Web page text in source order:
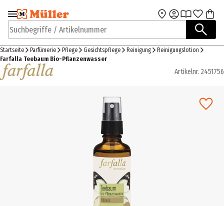
Zur Navigation
springen
Zum Hauptinhalt
Suchbegriffe / Artikelnummer
Startseite Parfümerie Pflege Gesichtspflege Reinigung
Reinigungslotion
Farfalla Teebaum Bio-Pflanzenwasser
Artikelnr. 2451756